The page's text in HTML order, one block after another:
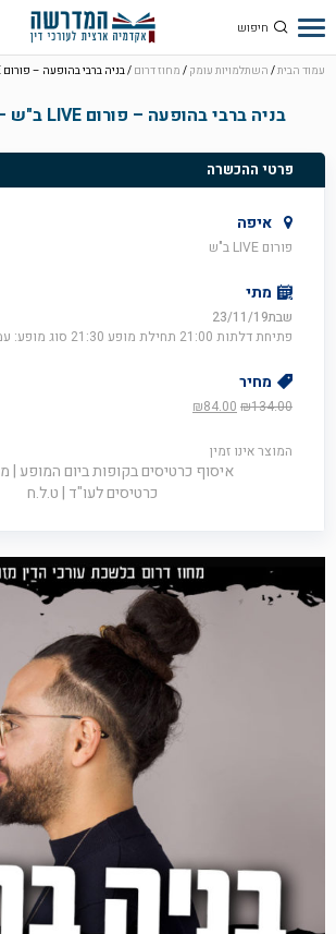
עמוד הבית/ השתלמויות עומק / מחוז דרום / בניה ברבי בהופעה – פורום LIVE ב"ש – 23/11/2019
בניה ברבי בהופעה – פורום LIVE ב"ש – 23/11/2019
פרטי ההכשרה
איפה
פורום LIVE ב"ש
מתי
שבת23/11/19
פתיחת דלתות 21:00 תחילת מופע 21:30 סוג מופע: עמידה
מחיר
₪134.00
המחיר
היה:
₪134.00.
₪84.00
₪84.00.
המוצר אינו זמין
כרטיסים לעו"ד | ט.ל.ח